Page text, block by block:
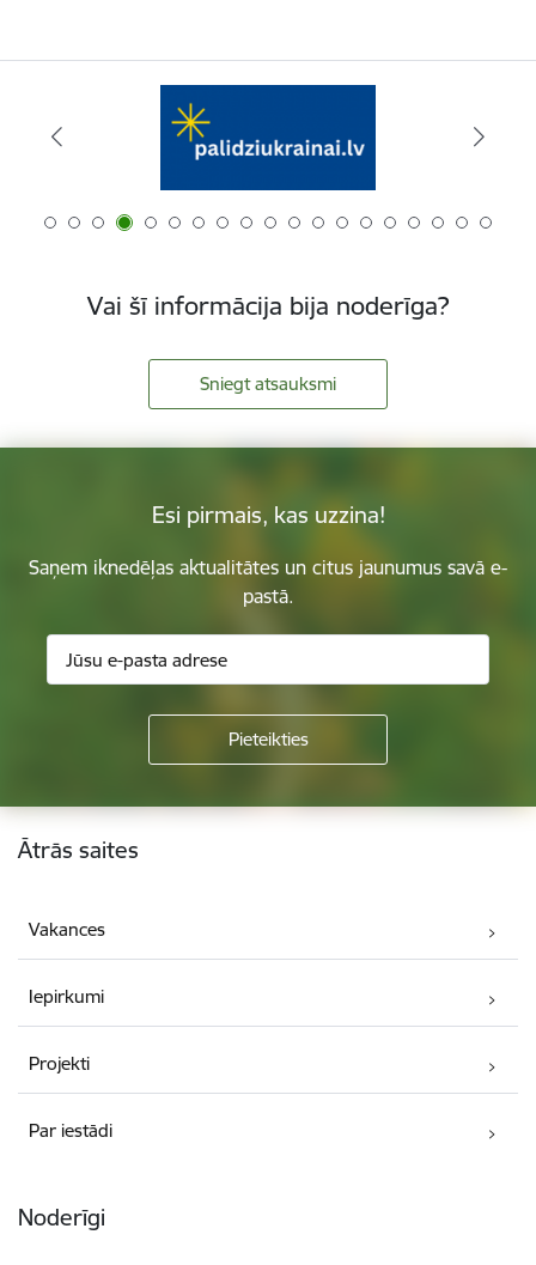
Vai šī informācija bija noderīga?
Sniegt atsauksmi
Esi pirmais, kas uzzina!
Saņem iknedēļas aktualitātes un citus jaunumus savā e-
pastā.
Kājene
Ātrās saites
Vakances
Iepirkumi
Projekti
Par iestādi
Noderīgi